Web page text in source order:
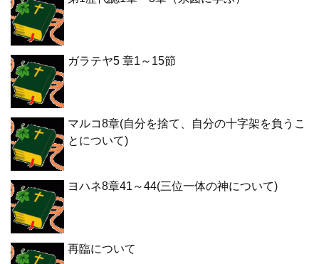
ガラテヤ5 章1～15節
マルコ8章(自分を捨て、自分の十字架を負うこ
とについて)
ヨハネ8章41～44(三位一体の神について)
再臨について